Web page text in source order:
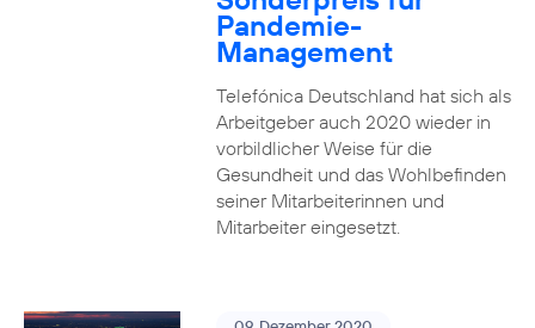
Pandemie-
Management
Telefónica Deutschland hat sich als
Arbeitgeber auch 2020 wieder in
vorbildlicher Weise für die
Gesundheit und das Wohlbefinden
seiner Mitarbeiterinnen und
Mitarbeiter eingesetzt.